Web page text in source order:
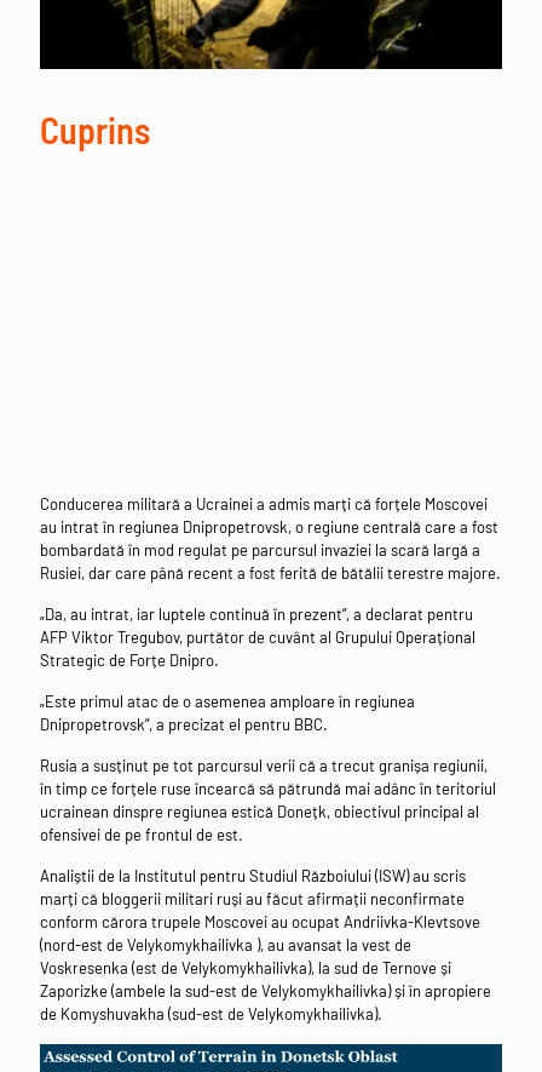
Cuprins
Conducerea militară a Ucrainei a admis marți că forțele Moscovei
au intrat în regiunea Dnipropetrovsk, o regiune centrală care a fost
bombardată în mod regulat pe parcursul invaziei la scară largă a
Rusiei, dar care până recent a fost ferită de bătălii terestre majore.
„Da, au intrat, iar luptele continuă în prezent”, a declarat pentru
AFP Viktor Tregubov, purtător de cuvânt al Grupului Operațional
Strategic de Forțe Dnipro.
„Este primul atac de o asemenea amploare în regiunea
Dnipropetrovsk”, a precizat el pentru BBC.
Rusia a susținut pe tot parcursul verii că a trecut granișa regiunii,
în timp ce forțele ruse încearcă să pătrundă mai adânc în teritoriul
ucrainean dinspre regiunea estică Donețk, obiectivul principal al
ofensivei de pe frontul de est.
Analiștii de la Institutul pentru Studiul Războiului (ISW) au scris
marți că bloggerii militari ruși au făcut afirmații neconfirmate
conform cărora trupele Moscovei au ocupat Andriivka-Klevtsove
(nord-est de Velykomykhailivka ), au avansat la vest de
Voskresenka (est de Velykomykhailivka), la sud de Ternove și
Zaporizke (ambele la sud-est de Velykomykhailivka) și în apropiere
de Komyshuvakha (sud-est de Velykomykhailivka).